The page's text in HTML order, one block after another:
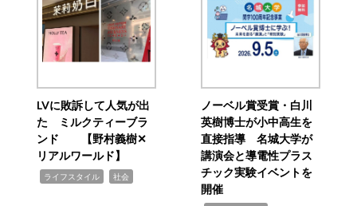
LVに敗訴して人気が出
た ミルクティーブラ
ンド 【野村義樹✕
リアルワールド】
ライフスタイル 社会
ノーベル賞受賞・白川
英樹博士が小中高生を
直接指導 名城大学が
講演会と導電性プラス
チック実験イベントを
開催